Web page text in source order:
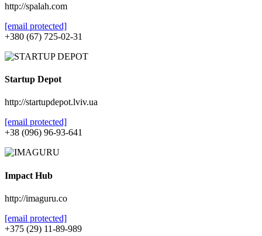
http://spalah.com
[email protected]
+380 (67) 725-02-31
Startup Depot
http://startupdepot.lviv.ua
[email protected]
+38 (096) 96-93-641
Impact Hub
http://imaguru.co
[email protected]
+375 (29) 11-89-989